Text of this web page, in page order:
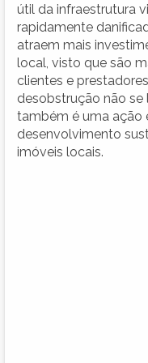
útil da infraestrutura
rapidamente
atraem mais
local, visto que são
clientes e
desobstrução não se
também é uma ação
desenvolvimento
imóveis locais.